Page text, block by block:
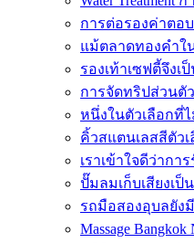
การต่อรองค่าตอ
แม้ตลาดทองคำใ
รองเท้าเซฟตี้จึง
การจัดทริปส่วนตั
หนึ่งในตัวเลือกที่ไ
คิ้วสแตนเลสสีตัว
เราเข้าใจดีว่าก
ปั๊มลมเก็บเสียงเ
รถมือสองอุบลยัง
Massage